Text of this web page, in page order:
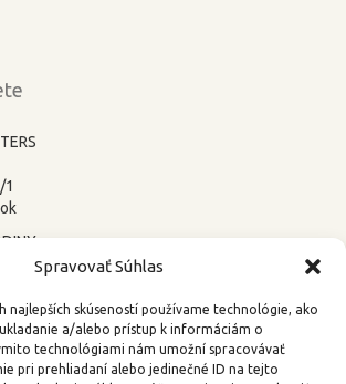
Spravovať Súhlas
najlepších skúseností používame technológie, ako
a/alebo prístup k informáciám o
technológiami nám umožní spracovávať
pri prehliadaní alebo jedinečné ID na tejto
0905 219488